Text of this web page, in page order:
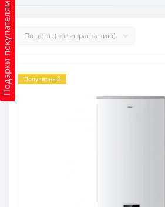
Подарки покупателям Популярный